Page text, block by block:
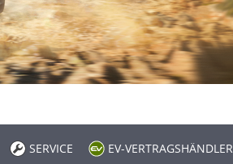
SERVICE EV-VERTRAGSHÄNDLER